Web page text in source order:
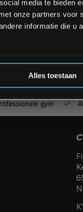
media te bieden
onze partners voor
informatie die u
Alles toestaan
gym